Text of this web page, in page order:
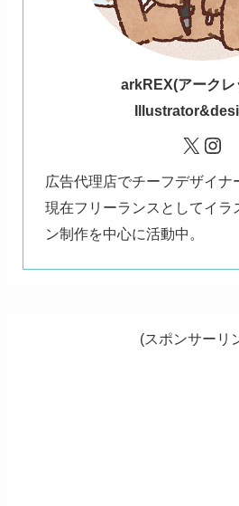
arkREX(アーク
X
広告代理店でチーフデザイナ
現在フリーランスとしてイラ
ン制作を中心に活動中。
(スポンサーリ